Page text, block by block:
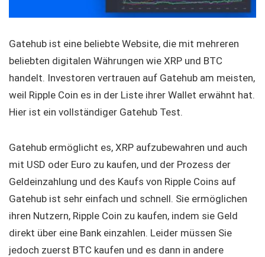
Gatehub ist eine beliebte Website, die mit mehreren
beliebten digitalen Währungen wie XRP und BTC
handelt. Investoren vertrauen auf Gatehub am meisten,
weil Ripple Coin es in der Liste ihrer Wallet erwähnt hat.
Hier ist ein vollständiger Gatehub Test.
Gatehub ermöglicht es, XRP aufzubewahren und auch
mit USD oder Euro zu kaufen, und der Prozess der
Geldeinzahlung und des Kaufs von Ripple Coins auf
Gatehub ist sehr einfach und schnell. Sie ermöglichen
ihren Nutzern, Ripple Coin zu kaufen, indem sie Geld
direkt über eine Bank einzahlen. Leider müssen Sie
jedoch zuerst BTC kaufen und es dann in andere